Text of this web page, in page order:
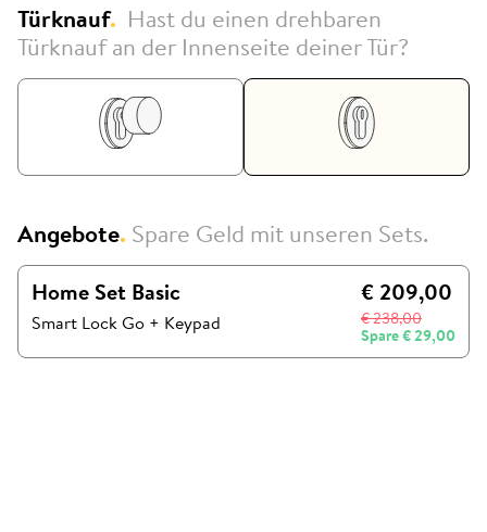
Türknauf. Hast du einen drehbaren
Türknauf an der Innenseite deiner Tür?
Angebote. Spare Geld mit unseren Sets.
Home Set Basic
Smart Lock Go + Keypad
€ 209,00
€ 238,00
Spare€ 29,00